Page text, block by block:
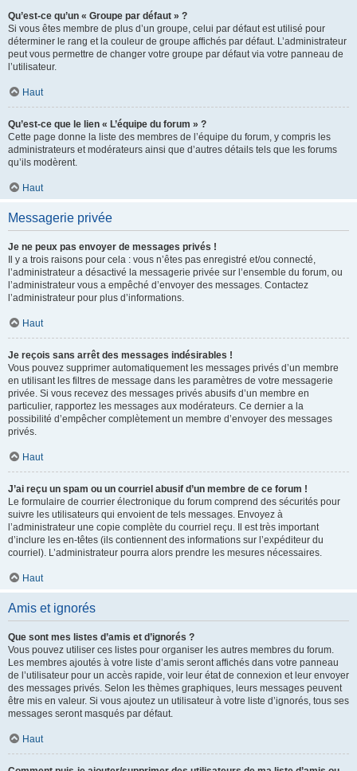
Qu’est-ce qu’un « Groupe par défaut » ?
Si vous êtes membre de plus d’un groupe, celui par défaut est utilisé pour
déterminer le rang et la couleur de groupe affichés par défaut. L’administrateur
peut vous permettre de changer votre groupe par défaut via votre panneau de
l’utilisateur.
Haut
Qu’est-ce que le lien « L’équipe du forum » ?
Cette page donne la liste des membres de l’équipe du forum, y compris les
administrateurs et modérateurs ainsi que d’autres détails tels que les forums
qu’ils modèrent.
Haut
Messagerie privée
Je ne peux pas envoyer de messages privés !
Il y a trois raisons pour cela : vous n’êtes pas enregistré et/ou connecté,
l’administrateur a désactivé la messagerie privée sur l’ensemble du forum, ou
l’administrateur vous a empêché d’envoyer des messages. Contactez
l’administrateur pour plus d’informations.
Haut
Je reçois sans arrêt des messages indésirables !
Vous pouvez supprimer automatiquement les messages privés d’un membre
en utilisant les filtres de message dans les paramètres de votre messagerie
privée. Si vous recevez des messages privés abusifs d’un membre en
particulier, rapportez les messages aux modérateurs. Ce dernier a la
possibilité d’empêcher complètement un membre d’envoyer des messages
privés.
Haut
J’ai reçu un spam ou un courriel abusif d’un membre de ce forum !
Le formulaire de courrier électronique du forum comprend des sécurités pour
suivre les utilisateurs qui envoient de tels messages. Envoyez à
l’administrateur une copie complète du courriel reçu. Il est très important
d’inclure les en-têtes (ils contiennent des informations sur l’expéditeur du
courriel). L’administrateur pourra alors prendre les mesures nécessaires.
Haut
Amis et ignorés
Que sont mes listes d’amis et d’ignorés ?
Vous pouvez utiliser ces listes pour organiser les autres membres du forum.
Les membres ajoutés à votre liste d’amis seront affichés dans votre panneau
de l’utilisateur pour un accès rapide, voir leur état de connexion et leur envoyer
des messages privés. Selon les thèmes graphiques, leurs messages peuvent
être mis en valeur. Si vous ajoutez un utilisateur à votre liste d’ignorés, tous ses
messages seront masqués par défaut.
Haut